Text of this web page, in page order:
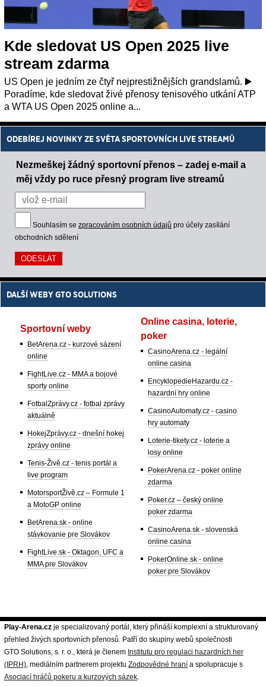
Kde sledovat US Open 2025 live
stream zdarma
US Open je jedním ze čtyř nejprestižnějších grandslamů. ▶️
Poradíme, kde sledovat živé přenosy tenisového utkání ATP
a WTA US Open 2025 online a...
ODEBÍREJ NOVINKY ZE SVĚTA SPORTOVNÍCH LIVE STREAMŮ
Nezmeškej žádný sportovní přenos – zadej e-mail a
měj vždy po ruce přesný program live streamů
Souhlasím se zpracováním osobních údajů pro účely zasílání
obchodních sdělení
DALŠÍ WEBY GTO SOLUTIONS
Sportovní weby
BetArena.cz - kurzové sázení
online
FightLive.cz - MMA a bojové
sporty online
FotbalZprávy.cz - fotbal zprávy
aktuálně
HokejZprávy.cz - dnešní hokej
zprávy online
Tenis-Živě.cz - tenis portál a
live program
MotorsportŽivě.cz – Formule 1
a MotoGP online
BetArena.sk - online
stávkovanie pre Slovákov
FightLive.sk - Oktagon, UFC a
MMA pre Slovákov
Online casina, loterie,
poker
CasinoArena.cz - legální
online casina
EncyklopedieHazardu.cz -
hazardní hry online
CasinoAutomaty.cz - casino
hry automaty
Loterie-tikety.cz - loterie a
losy online
PokerArena.cz - poker online
zdarma
Poker.cz – český online
poker zdarma
CasinoArena.sk - slovenská
online casina
PokerOnline.sk - online
poker pre Slovákov
Play-Arena.cz je specializovaný portál, který přináší komplexní a strukturovaný
přehled živých sportovních přenosů. Patří do skupiny webů společnosti
GTO Solutions, s. r. o., která je členem Institutu pro regulaci hazardních her
(IPRH), mediálním partnerem projektu Zodpovědné hraní a spolupracuje s
Asociací hráčů pokeru a kurzových sázek.